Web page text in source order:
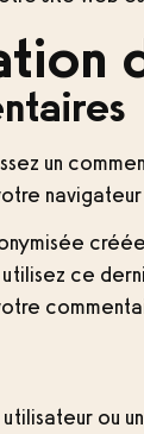
un
ce
utilisateur ou